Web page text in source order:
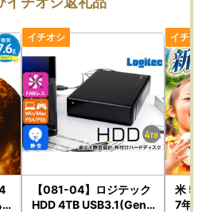
に対するご返信は、8月17日
いただきます。
に不備があった際は、お写真をお
幸いです。
ては、随時受付しております。
【081-04】ロジテック
HDD 4TB USB3.1(Gen1
米
7年